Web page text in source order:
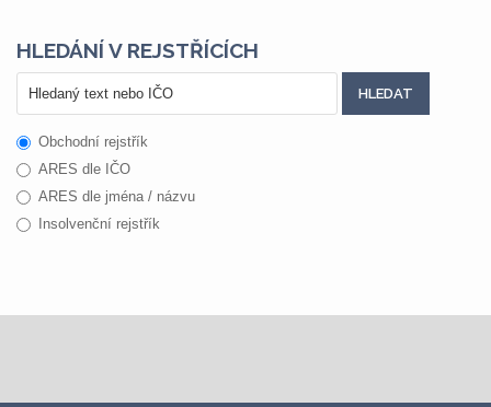
HLEDÁNÍ V REJSTŘÍCÍCH
Obchodní rejstřík
ARES dle IČO
ARES dle jména / názvu
Insolvenční rejstřík